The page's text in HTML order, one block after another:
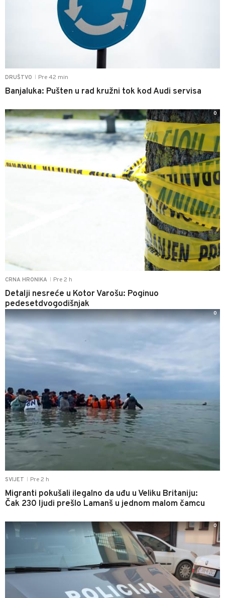
DRUŠTVO Pre 42 min
Banjaluka: Pušten u rad kružni tok kod Audi servisa
CRNA HRONIKA Pre 2 h
Detalji nesreće u Kotor Varošu: Poginuo
pedesetdvogodišnjak
0
SVIJET Pre 2 h
Migranti pokušali ilegalno da uđu u Veliku Britaniju:
Čak 230 ljudi prešlo Lamanš u jednom malom čamcu
0
0